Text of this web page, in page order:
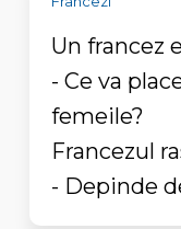
Un francez
- Ce va
femeile?
Francezul
- Depinde